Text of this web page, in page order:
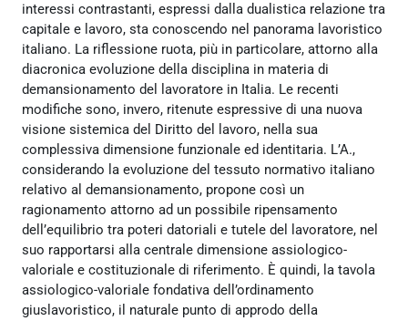
interessi contrastanti, espressi dalla dualistica relazione tra
capitale e lavoro, sta conoscendo nel panorama lavoristico
italiano. La riflessione ruota, più in particolare, attorno alla
diacronica evoluzione della disciplina in materia di
demansionamento del lavoratore in Italia. Le recenti
modifiche sono, invero, ritenute espressive di una nuova
visione sistemica del Diritto del lavoro, nella sua
complessiva dimensione funzionale ed identitaria. L’A.,
considerando la evoluzione del tessuto normativo italiano
relativo al demansionamento, propone così un
ragionamento attorno ad un possibile ripensamento
dell’equilibrio tra poteri datoriali e tutele del lavoratore, nel
suo rapportarsi alla centrale dimensione assiologico-
valoriale e costituzionale di riferimento. È quindi, la tavola
assiologico-valoriale fondativa dell’ordinamento
giuslavoristico, il naturale punto di approdo della